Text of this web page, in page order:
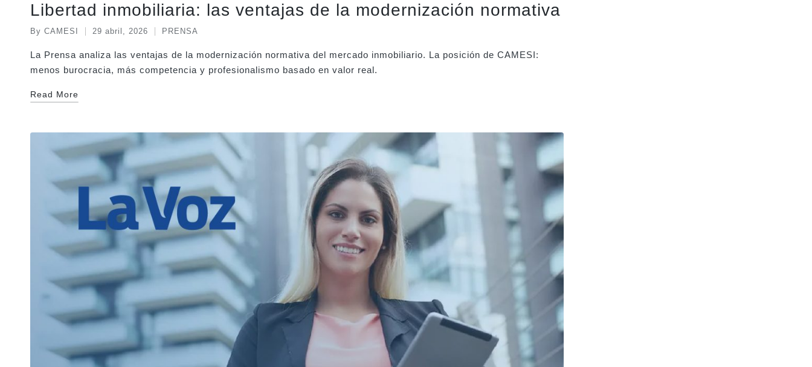
Libertad inmobiliaria: las ventajas de la modernización normativa
Posted
by
By CAMESI 29 abril, 2026
Posted
PRENSA
La Prensa analiza las ventajas de la modernización normativa del mercado inmobiliario. La posición de CAMESI:
menos burocracia, más competencia y profesionalismo basado en valor real.
Read More